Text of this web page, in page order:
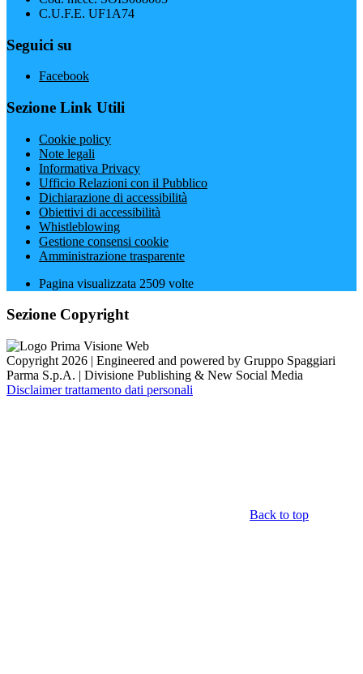
C.U.F.E. UF1A74
Seguici su
Facebook
Sezione Link Utili
Cookie policy
Note legali
Informativa Privacy
Ufficio Relazioni con il Pubblico
Dichiarazione di accessibilità
Obiettivi di accessibilità
Whistleblowing
Gestione consensi cookie
Amministrazione trasparente
Pagina visualizzata 2509 volte
Sezione Copyright
Copyright 2026 | Engineered and powered by Gruppo Spaggiari
Parma S.p.A. | Divisione Publishing & New Social Media
Disclaimer trattamento dati personali
Back to top